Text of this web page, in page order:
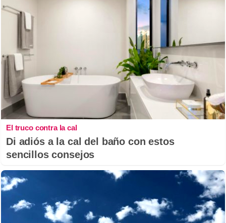
El truco contra la cal
Di adiós a la cal del baño con estos
sencillos consejos